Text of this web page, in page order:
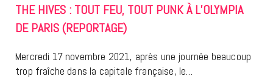
THE HIVES : TOUT FEU, TOUT PUNK À L’OLYMPIA
DE PARIS (REPORTAGE)
Mercredi 17 novembre 2021, après une journée beaucoup
trop fraîche dans la capitale française, le…